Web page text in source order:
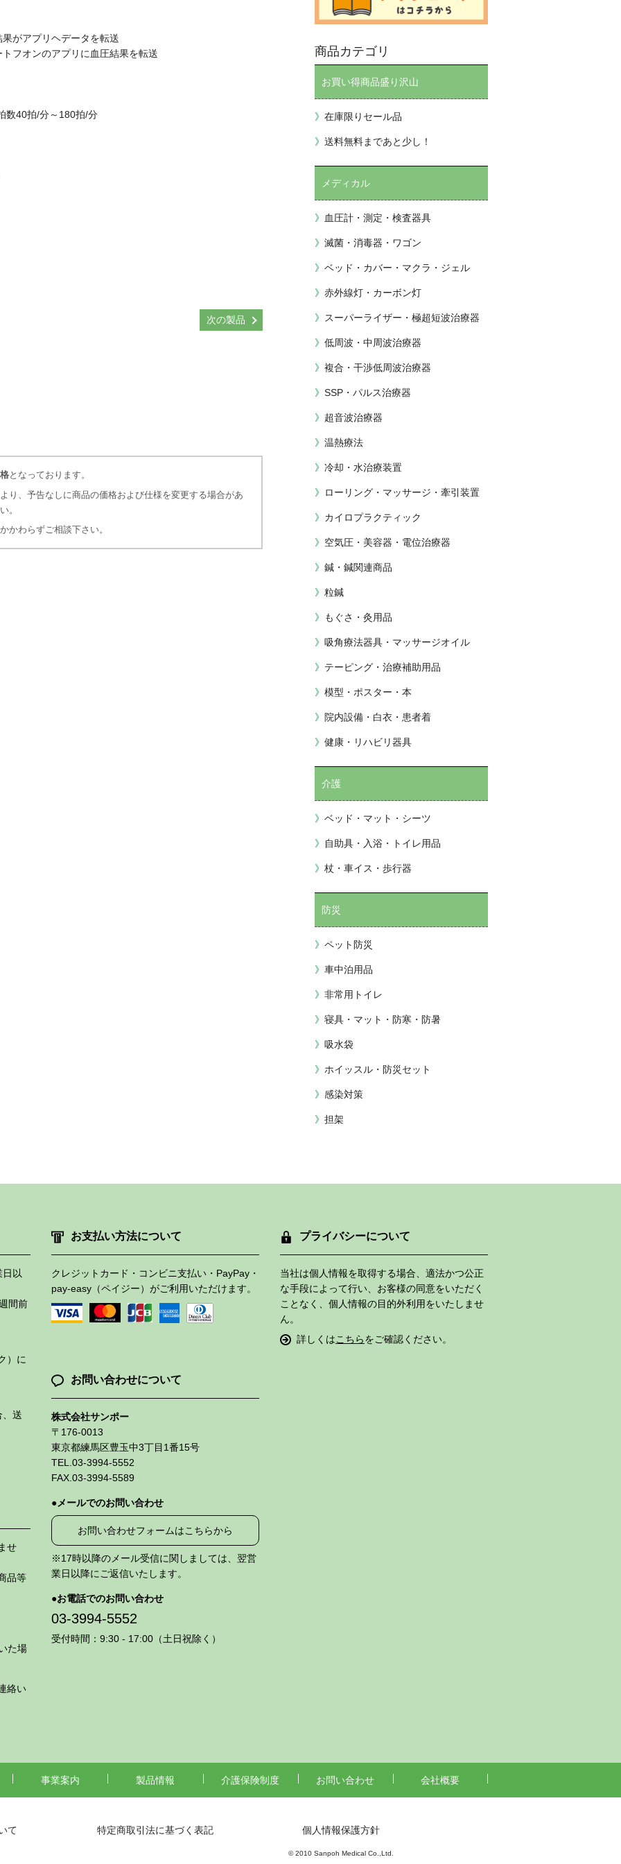
がアプリヘデータを転送
フオンのアプリに血圧結果を転送
数40拍/分～180拍/分
次の製品
となっております。
り、予告なしに商品の価格および仕様を変更する場合があ
。
かわらずご相談下さい。
商品カテゴリ
お買い得商品盛り沢山
在庫限りセール品
送料無料まであと少し！
メディカル
血圧計・測定・検査器具
滅菌・消毒器・ワゴン
ベッド・カバー・マクラ・ジェル
赤外線灯・カーボン灯
スーパーライザー・極超短波治療器
低周波・中周波治療器
複合・干渉低周波治療器
SSP・パルス治療器
超音波治療器
温熱療法
冷却・水治療装置
ローリング・マッサージ・牽引装置
カイロプラクティック
空気圧・美容器・電位治療器
鍼・鍼関連商品
粒鍼
もぐさ・灸用品
吸角療法器具・マッサージオイル
テーピング・治療補助用品
模型・ポスター・本
院内設備・白衣・患者着
健康・リハビリ器具
介護
ベッド・マット・シーツ
自助具・入浴・トイレ用品
杖・車イス・歩行器
防災
ペット防災
車中泊用品
非常用トイレ
寝具・マット・防寒・防暑
吸水袋
ホイッスル・防災セット
感染対策
担架
以
間前
）に
、送
せ
品等
た場
絡い
お支払い方法について
クレジットカード・コンビニ支払い・PayPay・
pay-easy（ペイジー）がご利用いただけます。
お問い合わせについて
株式会社サンポー
〒176-0013
東京都練馬区豊玉中3丁目1番15号
TEL.03-3994-5552
FAX.03-3994-5589
メールでのお問い合わせ
お問い合わせフォームはこちらから
※17時以降のメール受信に関しましては、翌営
業日以降にご返信いたします。
お電話でのお問い合わせ
03-3994-5552
受付時間：9:30 - 17:00（土日祝除く）
プライバシーについて
当社は個人情報を取得する場合、適法かつ公正
な手段によって行い、お客様の同意をいただく
ことなく、個人情報の目的外利用をいたしませ
ん。
詳しくはこちらをご確認ください。
事業案内 製品情報 介護保険制度 お問い合わせ 会社概要
て 特定商取引法に基づく表記 個人情報保護方針
© 2010 Sanpoh Medical Co.,Ltd.